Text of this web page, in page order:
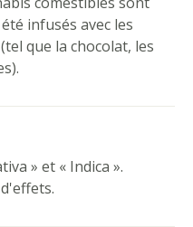
infusés avec les
que la chocolat, les
» et « Indica ».